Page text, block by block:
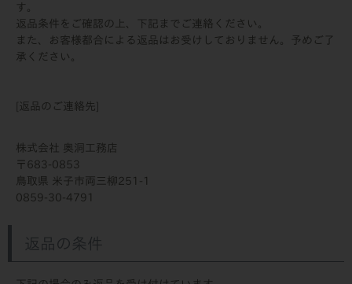
す。
返品条件をご確認の上、下記までご連絡ください。
また、お客様都合による返品はお受けしておりません。予めご了
承ください。
[返品のご連絡先]
株式会社 奥洞工務店
683-0853
鳥取県 米子市両三柳251-1
0859-30-4791
返品の条件